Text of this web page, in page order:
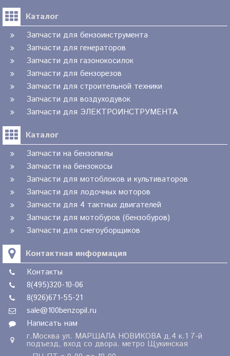
Каталог
Запчасти для бензоинструмента
Запчасти для генераторов
Запчасти для газонокосилок
Запчасти для бензорезов
Запчасти для строительной техники
Запчасти для воздуходувок
Запчасти для ЭЛЕКТРОИНСТРУМЕНТА
Каталог
Запчасти на бензопилы
Запчасти на бензокосы
Запчасти для мотоблоков и культиваторов
Запчасти для лодочных моторов
Запчасти для 4 тактных двигателей
Запчасти для мотобуров (бензобуров)
Запчасти для снегоуборщиков
Контактная информация
Контакты
8(495)320-10-06
8(926)671-55-21
sale@100benzopil.ru
Написать нам
г.Москва ул. МАРШАЛА НОВИКОВА д.4 к.1 7-й
подъезд, вход со двора. метро Щукинская